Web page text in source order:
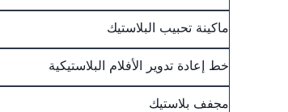
ماكينة تحبيب البلاستيك
خط إعادة تدوير الأفلام البلاستيكية
مجفف بلاستيك